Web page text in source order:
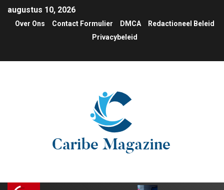
augustus 10, 2026
Over Ons Contact Formulier DMCA
Redactioneel Beleid
Privacybeleid